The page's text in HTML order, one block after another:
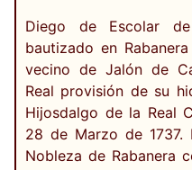
Diego de Escolar
bautizado en
vecino de Jalón de
Real provisión de su
Hijosdalgo de la Real
28 de Marzo de 1737.
Nobleza de Rabanera